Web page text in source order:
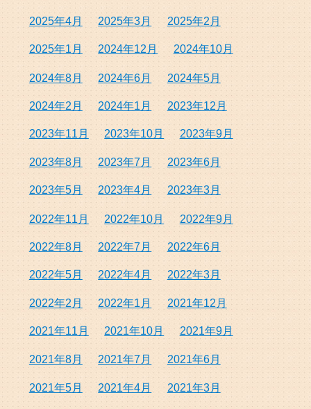
2025年4月 2025年3月 2025年2月
2025年1月 2024年12月 2024年10月
2024年8月 2024年6月 2024年5月
2024年2月 2024年1月 2023年12月
2023年11月 2023年10月 2023年9月
2023年8月 2023年7月 2023年6月
2023年5月 2023年4月 2023年3月
2022年11月 2022年10月 2022年9月
2022年8月 2022年7月 2022年6月
2022年5月 2022年4月 2022年3月
2022年2月 2022年1月 2021年12月
2021年11月 2021年10月 2021年9月
2021年8月 2021年7月 2021年6月
2021年5月 2021年4月 2021年3月